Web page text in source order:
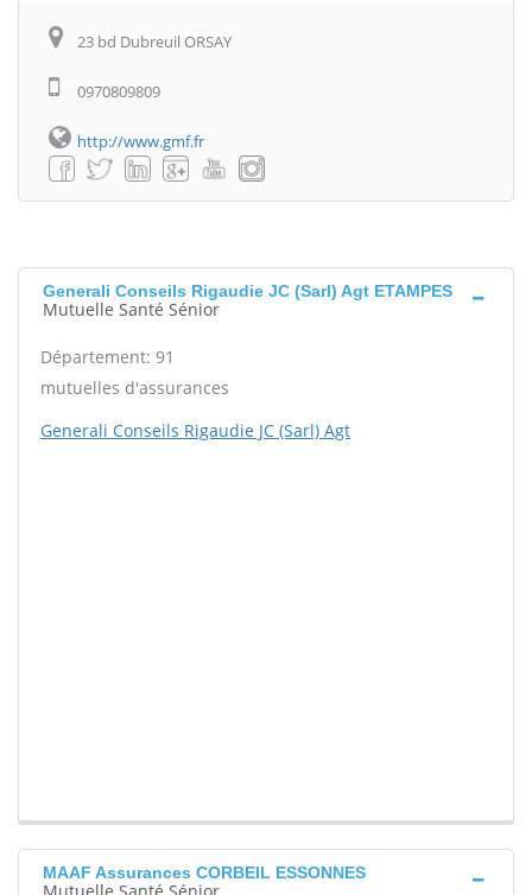
23 bd Dubreuil ORSAY
0970809809
http://www.gmf.fr
Generali Conseils Rigaudie JC (Sarl) Agt ETAMPES
Mutuelle Santé Sénior
Département: 91
mutuelles d'assurances
Generali Conseils Rigaudie JC (Sarl) Agt
MAAF Assurances CORBEIL ESSONNES